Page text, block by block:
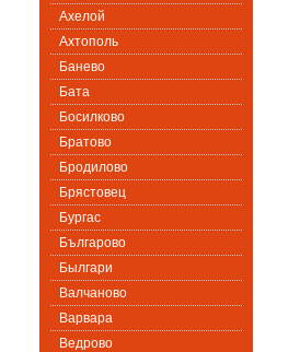
Ахелой
Ахтополь
Банево
Бата
Босилково
Братово
Бродилово
Брястовец
Бургас
Българово
Былгари
Валчаново
Варвара
Ведрово